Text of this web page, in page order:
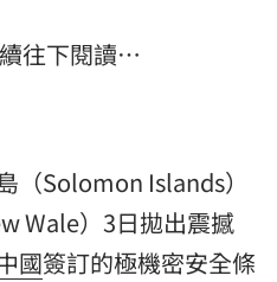
往下閱讀…
（Solomon Islands）
Wale）3日拋出震撼
國簽訂的極機密安全條